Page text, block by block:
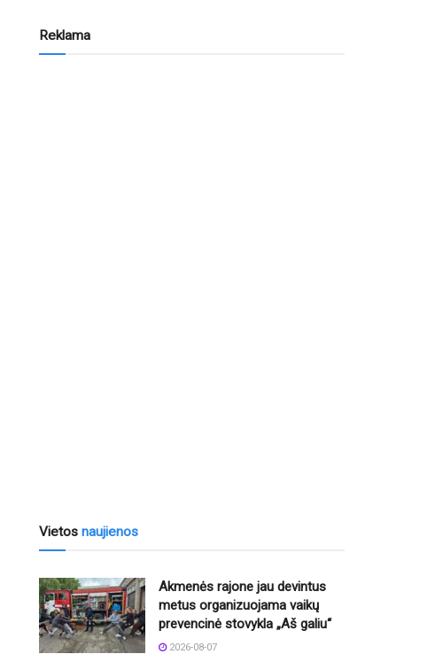
Reklama
Vietos naujienos
Akmenės rajone jau devintus
metus organizuojama vaikų
prevencinė stovykla „Aš galiu“
2026-08-07